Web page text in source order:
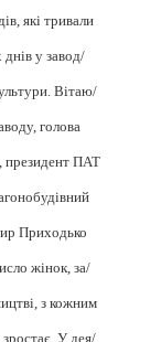
які тривали
у завод/
Вітаю/
голова
президент ПАТ
Приходько
жінок, за/
з кожним
У дея/